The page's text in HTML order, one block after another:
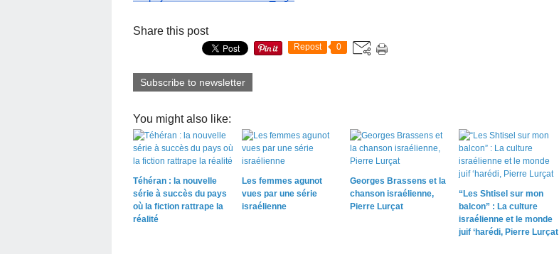
Share this post
Repost 0
Subscribe to newsletter
You might also like:
Téhéran : la nouvelle
série à succès du pays
où la fiction rattrape la
réalité
Les femmes agunot
vues par une série
israélienne
Georges Brassens et la
chanson israélienne,
Pierre Lurçat
“Les Shtisel sur mon
balcon” : La culture
israélienne et le monde
juif ‘harédi, Pierre Lurçat